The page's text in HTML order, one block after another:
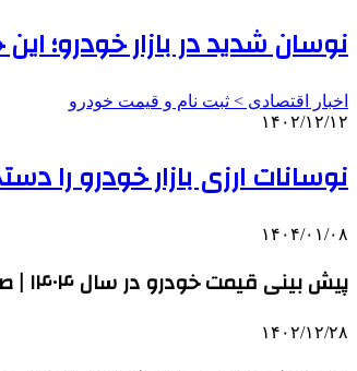
نوسان شدید در بازار خودرو؛ این خودرو داخلی ۲۷ میلیون
اخبار اقتصادی > ثبت نام و قیمت خودرو
۱۴۰۲/۱۲/۱۲
نوسانات ارزی بازار خودرو را دستخوش تغییر کرد؛
۱۴۰۴/۰۱/۰۸
پیش بینی قیمت خودرو در سال ۱۴۰۴ | صنعت خودروی ایران کاملا چینی شده است | خودروهای ژاپنی هم از چین وارد می‌شوند
۱۴۰۲/۱۲/۲۸